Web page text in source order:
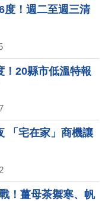
度！週二至週三清
！20縣市低溫特報
「宅在家」商機讓
！薑母茶禦寒、帆